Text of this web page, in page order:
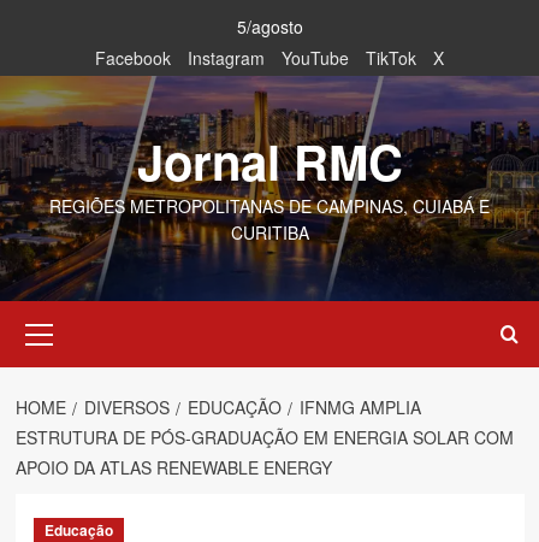
content
5/agosto
Facebook
Instagram YouTube TikTok X
Jornal RMC
REGIÕES METROPOLITANAS DE CAMPINAS, CUIABÁ E
CURITIBA
Menu
HOME DIVERSOS EDUCAÇÃO
IFNMG AMPLIA
ESTRUTURA DE PÓS-GRADUAÇÃO EM ENERGIA SOLAR COM
APOIO DA ATLAS RENEWABLE ENERGY
Educação